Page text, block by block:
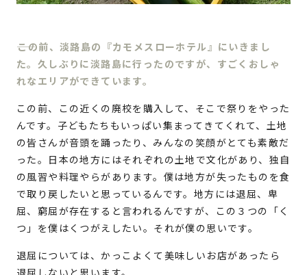
この前、淡路島の『カモメスローホテル』にいきまし
た。久しぶりに淡路島に行ったのですが、すごくおしゃ
れなエリアができています。
この前、この近くの廃校を購入して、そこで祭りをやった
んです。子どもたちもいっぱい集まってきてくれて、土地
の皆さんが音頭を踊ったり、みんなの笑顔がとても素敵だ
った。日本の地方にはそれぞれの土地で文化があり、独自
の風習や料理やらがあります。僕は地方が失ったものを食
で取り戻したいと思っているんです。地方には退屈、卑
屈、窮屈が存在すると言われるんですが、この３つの「く
つ」を僕はくつがえしたい。それが僕の思いです。
退屈については、かっこよくて美味しいお店があったら